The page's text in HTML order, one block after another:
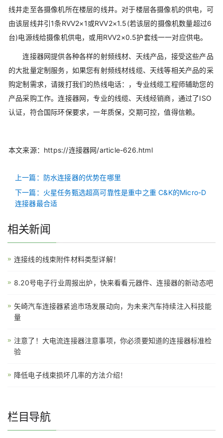
线井走至各摄像机所在楼层的线井。对于楼层各摄像机的供电，可
由该层线井引1条RVV2×1或RVV2×1.5(若该层的摄像机数量超过6
台)电源线给摄像机供电，或用RVV2×0.5护套线一一对应供电。
连接器网提供各种各样的射频线材、天线产品，接受这些产品
的大批量定制服务，如果您有射频线材线缆、天线等相关产品的采
购定制需求，请拨打我们的热线电话： ，专业线缆工程师辅助您的
产品采购工作。连接器网，专业的线缆、天线经销商，通过了ISO
认证，符合国际环保要求，一年质保，交期可控，值得信赖。
本文来源：https://连接器网/article-626.html
上一篇：防水连接器的优势在哪里
下一篇：火星任务甄选超高可靠性是重中之重 C&K的Micro-D
连接器最合适
相关新闻
连接线的线束附件材料类型详解！
8.20号电子行业周报出炉，快来看看元器件、连接器的新动态吧
矢崎汽车连接器紧追市场发展动向，为未来汽车持续注入科技能
量
注意了！大电流连接器注意事项，你必须要知道的连接器标准检
验
降低电子线束损坏几率的方法介绍！
栏目导航